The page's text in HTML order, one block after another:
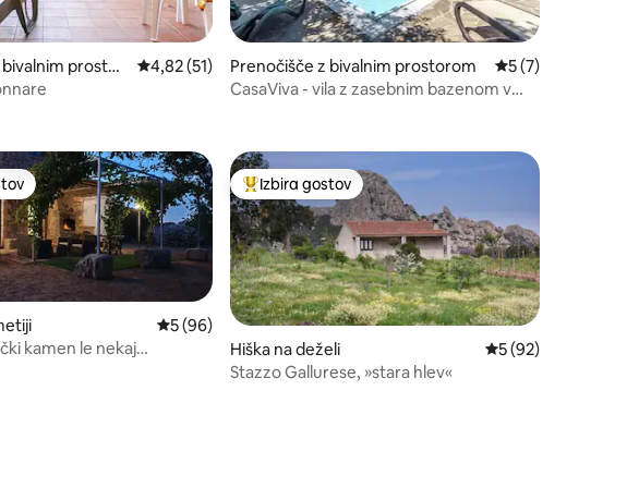
št. mnenj: 29
prostor
Povprečna ocena: 4,82 od 5, št. mnenj: 51
4,82 (51)
Prenočišče z bivalnim prostorom Povprečna
5 (7)
CasaViva - vila z zasebnim bazenom v
št. mnenj: 54
prenočišča z značko »Izbira gostov«
Povprečna ocena: 5 od 5, št. mnenj: 96
5 (96)
kamen le nekaj
Najbolj priljubljena prenočišča z značko »Izbira
Izbira gostov
Hiška na deželi Povprečna ocena:
5 (92)
Stazzo Gallurese, »stara hlev«